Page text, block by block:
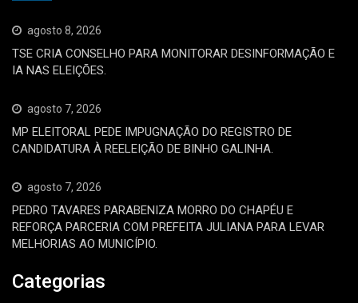
agosto 8, 2026
TSE CRIA CONSELHO PARA MONITORAR DESINFORMAÇÃO E
IA NAS ELEIÇÕES.
agosto 7, 2026
MP ELEITORAL PEDE IMPUGNAÇÃO DO REGISTRO DE
CANDIDATURA À REELEIÇÃO DE BINHO GALINHA.
agosto 7, 2026
PEDRO TAVARES PARABENIZA MORRO DO CHAPÉU E
REFORÇA PARCERIA COM PREFEITA JULIANA PARA LEVAR
MELHORIAS AO MUNICÍPIO.
Categorias